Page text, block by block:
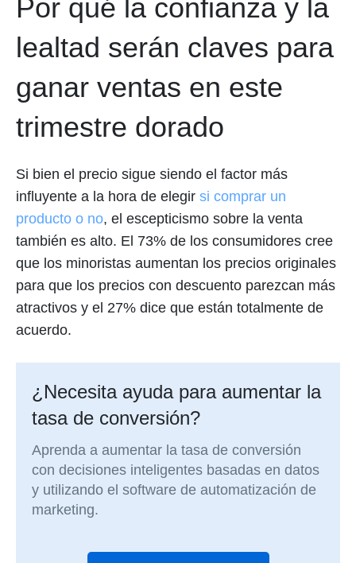
Por qué la confianza y la
lealtad serán claves para
ganar ventas en este
trimestre dorado
Si bien el precio sigue siendo el factor más
influyente a la hora de elegir si comprar un
producto o no, el escepticismo sobre la venta
también es alto. El 73% de los consumidores cree
que los minoristas aumentan los precios originales
para que los precios con descuento parezcan más
atractivos y el 27% dice que están totalmente de
acuerdo.
¿Necesita ayuda para aumentar la
tasa de conversión?
Aprenda a aumentar la tasa de conversión
con decisiones inteligentes basadas en datos
y utilizando el software de automatización de
marketing.